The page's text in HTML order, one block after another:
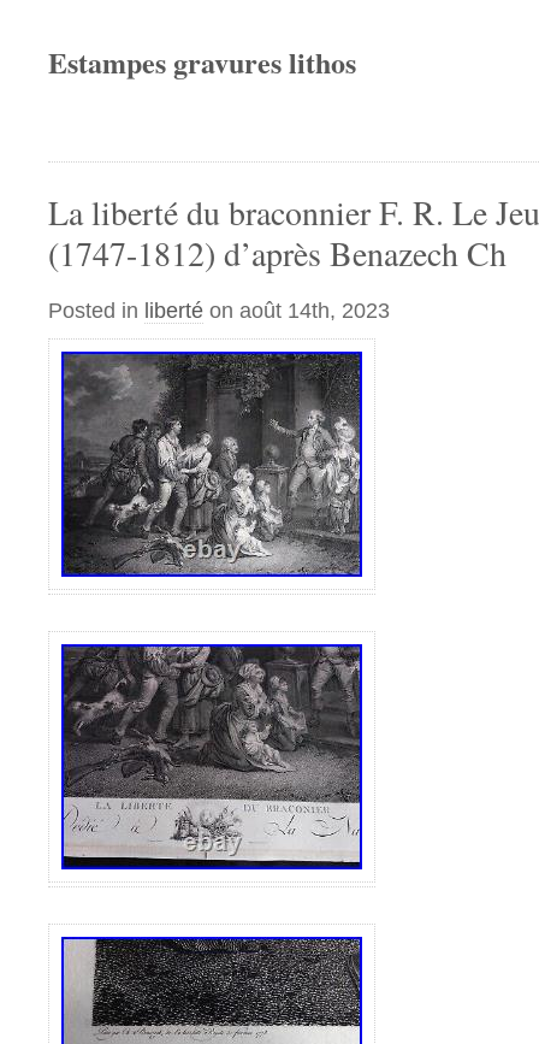
Estampes gravures lithos
La liberté du braconnier F. R. Le
(1747-1812) d’après Benazech Ch
Posted in liberté on août 14th, 2023